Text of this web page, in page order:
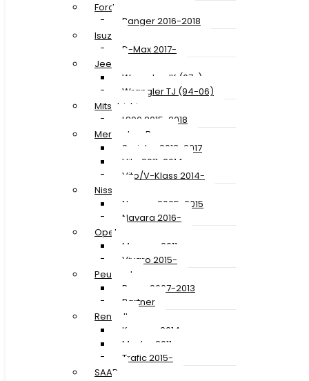
Ford
Ranger 2016-2018
Isuzu
D-Max 2017-
Jeep
Wrangler JK (07-)
Wrangler TJ (94-06)
Mitsubishi
L200 2015-2018
Mercedes-Benz
Sprinter 2013-2017
Vito 2011-2014
Vito/V-Klass 2014-
Nissan
Navara 2005-2015
Navara 2016-
Opel
Movano 2011-
Vivaro 2015-
Peugeot
Boxer 2007-2013
Partner
Renault
Kangoo 2014-
Master 2011-
Trafic 2015-
SAAB